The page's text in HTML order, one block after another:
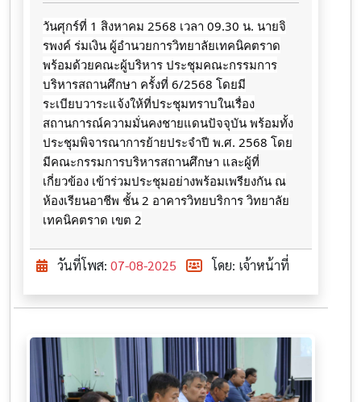
วันศุกร์ที่ 1 สิงหาคม 2568 เวลา 09.30 น. นายจิ
รพงค์ ร่มเงิน ผู้อำนวยการวิทยาลัยเทคนิคตราด
พร้อมด้วยคณะผู้บริหาร ประชุมคณะกรรมการ
บริหารสถานศึกษา ครั้งที่ 6/2568 โดยมี
ระเบียบวาระแจ้งให้ที่ประชุมทราบในเรื่อง
สถานการณ์ความมั่นคงชายแดนปัจจุบัน พร้อมทั้ง
ประชุมพิจารณาการย้ายประจำปี พ.ศ. 2568 โดย
มีคณะกรรมการบริหารสถานศึกษา และผู้ที่
เกี่ยวข้อง เข้าร่วมประชุมอย่างพร้อมเพรียงกัน ณ
ห้องเรียนอาชีพ ชั้น 2 อาคารวิทยบริการ วิทยาลัย
เทคนิคตราด เขต 2
วันที่โพส: 07-08-2025 โดย: เจ้าหน้าที่